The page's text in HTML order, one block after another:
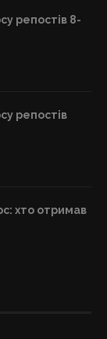
репостів 8-
репостів
хто отримав